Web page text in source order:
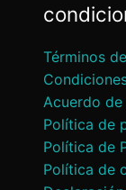
Términos
Acuerdo
Política de
Política de
Política de